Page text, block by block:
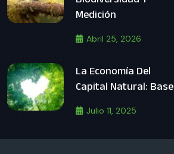
Medición
Abril 25, 2026
La Economía Del
Capital Natural: Base
Julio 11, 2025